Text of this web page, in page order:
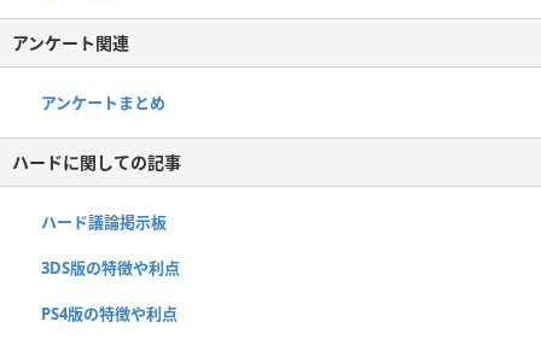
アンケート関連
アンケートまとめ
ハードに関しての記事
ハード議論掲示板
3DS版の特徴や利点
PS4版の特徴や利点